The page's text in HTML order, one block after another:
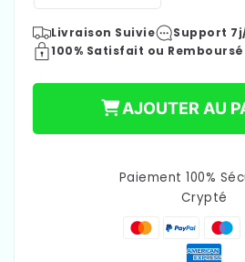
quantité
de
allaitement
|
quantité
de
allaitement
|
pratique
Livraison Suivie
Support
100% Satisfait ou Remboursé
AJOUTER AU
Paiement 100%
Crypté